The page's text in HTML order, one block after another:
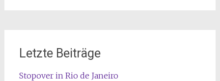
Letzte Beiträge
Stopover in Rio de Janeiro